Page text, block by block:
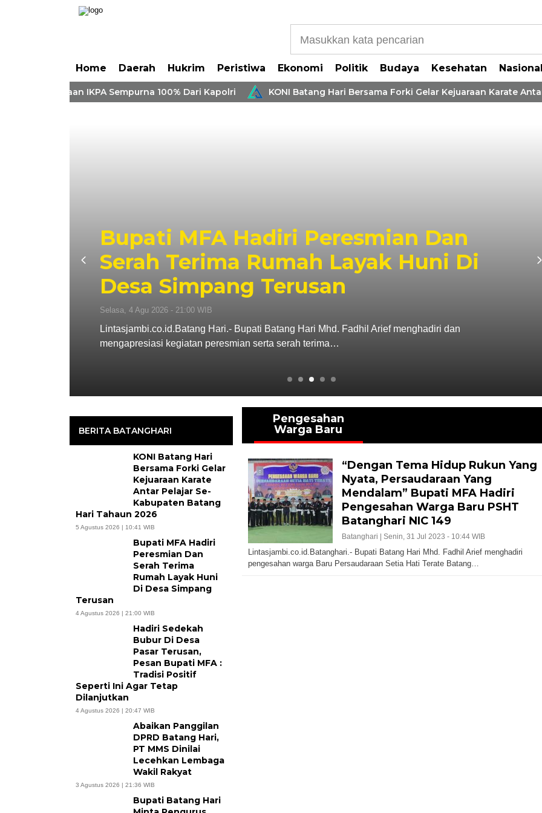
Home Daerah Hukrim Peristiwa Ekonomi Politik Budaya Kesehatan Nasional
Penghargaan IKPA Sempurna 100% Dari Kapolri KONI Batang Hari Bersama Forki Gelar Kejuaraan Karate Antar
Bupati MFA Hadiri Peresmian Dan
Serah Terima Rumah Layak Huni Di
Desa Simpang Terusan
Selasa, 4 Agu 2026 - 21:00 WIB
Lintasjambi.co.id.Batang Hari.- Bupati Batang Hari Mhd. Fadhil Arief menghadiri dan
mengapresiasi kegiatan peresmian serta serah terima…
BERITA BATANGHARI
KONI Batang Hari
Bersama Forki Gelar
Kejuaraan Karate
Antar Pelajar Se-
Kabupaten Batang
Hari Tahaun 2026
5 Agustus 2026 | 10:41 WIB
Bupati MFA Hadiri
Peresmian Dan
Serah Terima
Rumah Layak Huni
Di Desa Simpang
Terusan
4 Agustus 2026 | 21:00 WIB
Hadiri Sedekah
Bubur Di Desa
Pasar Terusan,
Pesan Bupati MFA :
Tradisi Positif
Seperti Ini Agar Tetap
Dilanjutkan
4 Agustus 2026 | 20:47 WIB
Abaikan Panggilan
DPRD Batang Hari,
PT MMS Dinilai
Lecehkan Lembaga
Wakil Rakyat
3 Agustus 2026 | 21:36 WIB
Bupati Batang Hari
Pengesahan
Warga Baru
“Dengan Tema Hidup Rukun Yang
Nyata, Persaudaraan Yang
Mendalam” Bupati MFA Hadiri
Pengesahan Warga Baru PSHT
Batanghari NIC 149
Batanghari | Senin, 31 Jul 2023 - 10:44 WIB
Lintasjambi.co.id.Batanghari.- Bupati Batang Hari Mhd. Fadhil Arief menghadiri
pengesahan warga Baru Persaudaraan Setia Hati Terate Batang…